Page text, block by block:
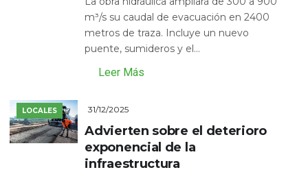
m³/s su caudal de evacuación en 2400
metros de traza. Incluye un nuevo
puente, sumideros y el...
Leer Más
LOCALES 31/12/2025
Advierten sobre el deterioro
exponencial de la
infraestructura